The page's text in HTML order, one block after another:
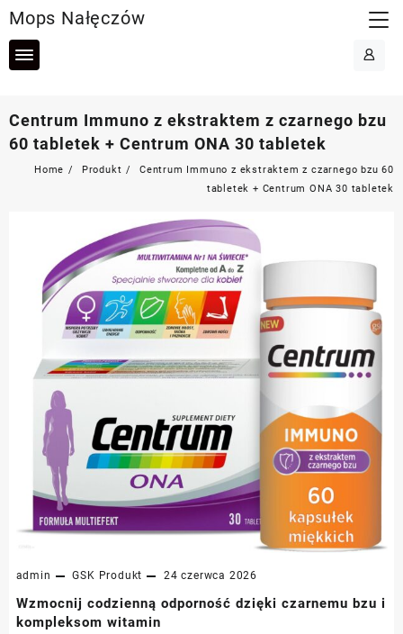
to
content
Mops Nałęczów
Centrum Immuno z ekstraktem z czarnego bzu
60 tabletek + Centrum ONA 30 tabletek
Home Produkt
Centrum Immuno z ekstraktem z czarnego bzu 60
tabletek + Centrum ONA 30 tabletek
admin GSK Produkt 24 czerwca 2026
Wzmocnij codzienną odporność dzięki czarnemu bzu i
kompleksom witamin